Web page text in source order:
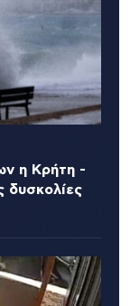
η Κρήτη -
δυσκολίες